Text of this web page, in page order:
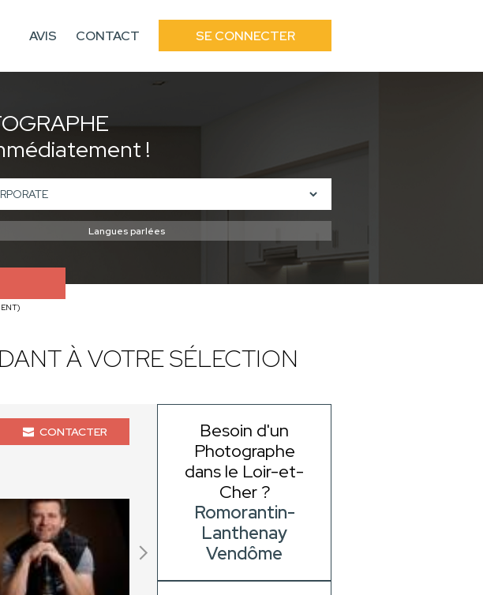
AVIS CONTACT SE CONNECTER
!
À VOTRE SÉLECTION
CONTACTER
Besoin d'un
Photographe
dans le Loir-et-
Cher ?
Romorantin-
Lanthenay
Vendôme